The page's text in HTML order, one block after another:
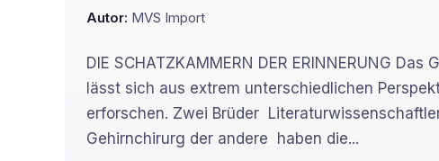
Autor: MVS Import
DIE SCHATZKAMMERN DER ERINNERUNG Das
lässt sich aus extrem unterschiedlichen
erforschen. Zwei Brüder 
Gehirnchirurg der andere  haben die...